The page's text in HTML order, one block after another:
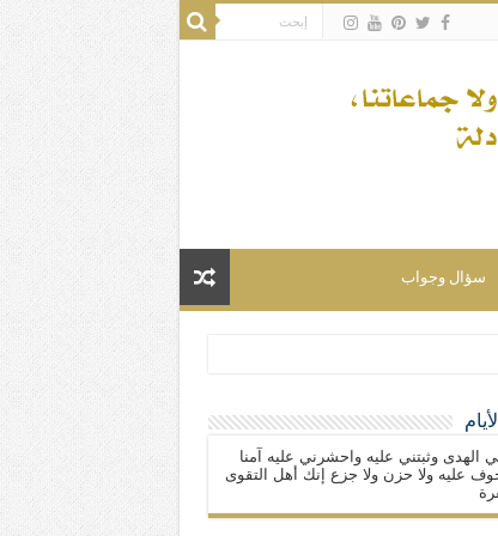
سؤال وجواب
فكلّ المسلمين شيعة.
الهدى وثبتني عليه واحشرني عليه آمنا
عليه ولا حزن ولا جزع إنك أهل التقوى